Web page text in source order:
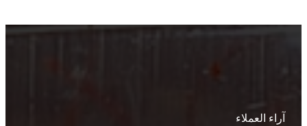
آراء العملاء